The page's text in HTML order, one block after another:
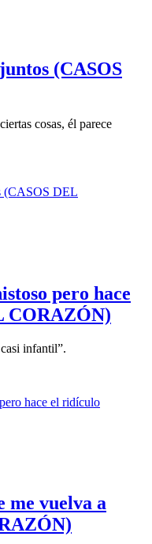
(CASOS
cosas, él parece
pero hace
CORAZÓN)
infantil”.
me vuelva a